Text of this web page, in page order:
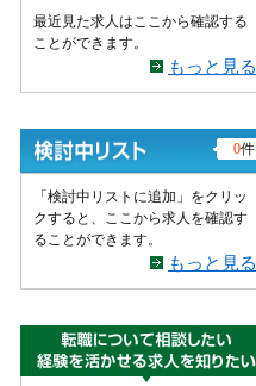
最近見た求人はここから確認する
ことができます。
もっと見る
0件
「検討中リストに追加」をクリッ
クすると、ここから求人を確認す
ることができます。
もっと見る